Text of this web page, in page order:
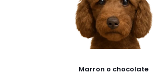
Marron o chocolate